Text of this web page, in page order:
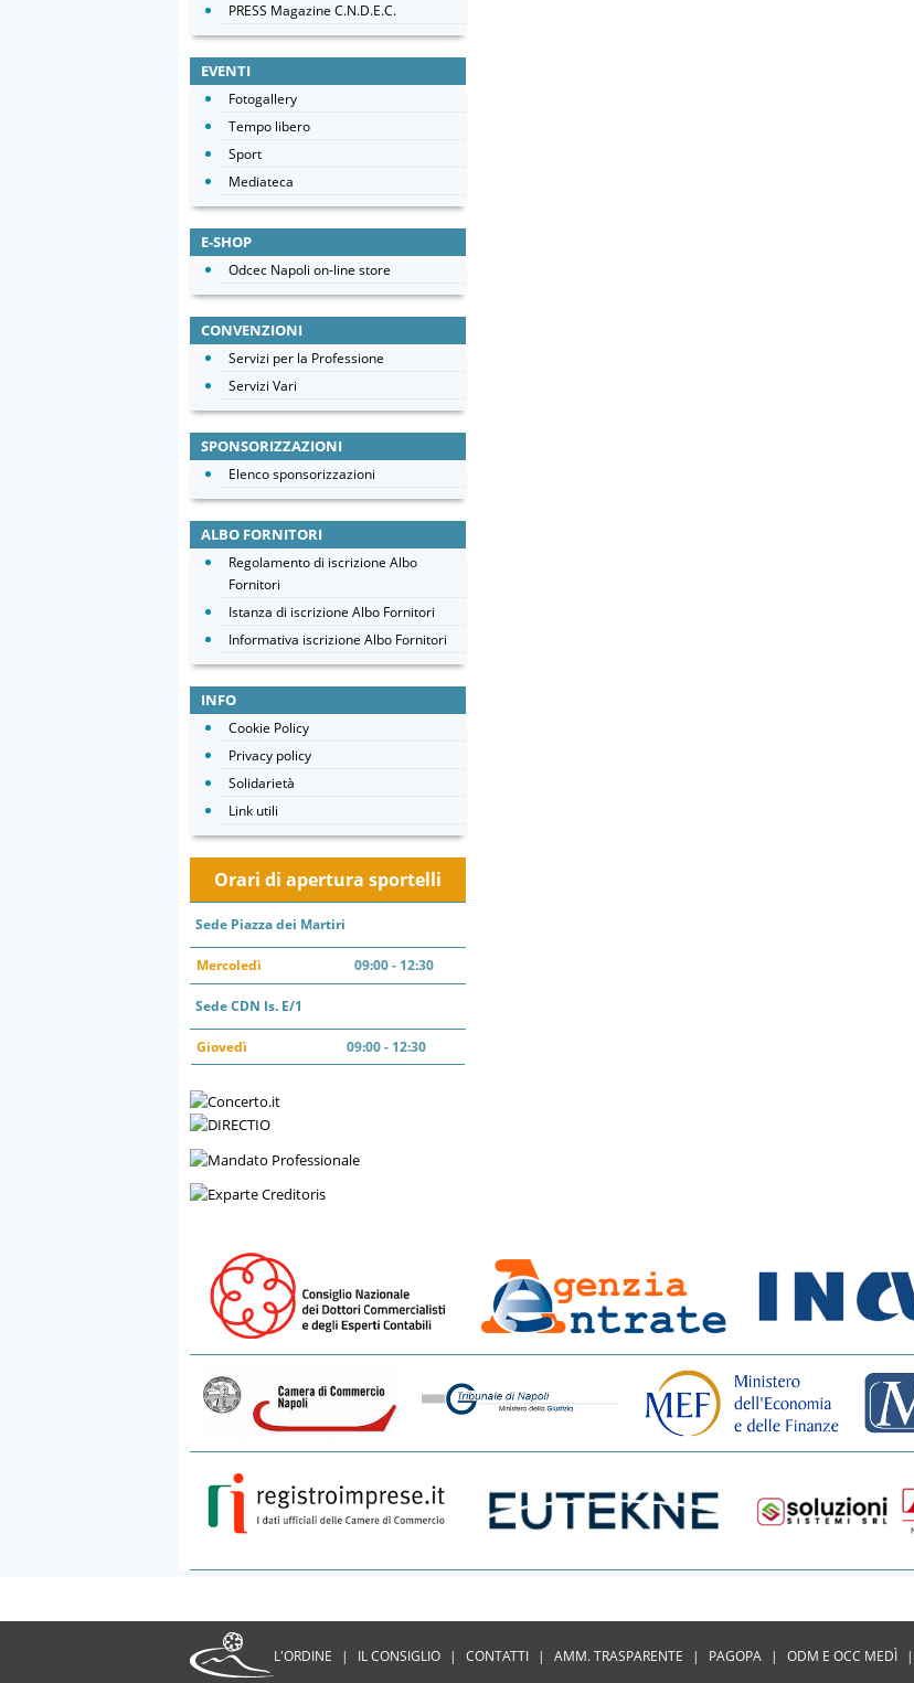
PRESS Magazine C.N.D.E.C.
EVENTI
Fotogallery
Tempo libero
Sport
Mediateca
E-SHOP
Odcec Napoli on-line store
CONVENZIONI
Servizi per la Professione
Servizi Vari
SPONSORIZZAZIONI
Elenco sponsorizzazioni
ALBO FORNITORI
Regolamento di iscrizione Albo
Fornitori
Istanza di iscrizione Albo Fornitori
Informativa iscrizione Albo Fornitori
INFO
Cookie Policy
Privacy policy
Solidarietà
Link utili
Orari di apertura sportelli
Sede Piazza dei Martiri
Mercoledì 09:00 - 12:30
Sede CDN Is. E/1
Giovedì 09:00 - 12:30
L'ORDINE | IL CONSIGLIO | CONTATTI | AMM. TRASPARENTE | PAGOPA | ODM E OCC MEDÌ |